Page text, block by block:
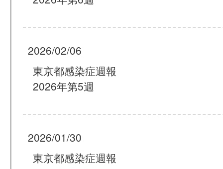
2026/02/06
東京都感染症週報
2026年第5週
2026/01/30
東京都感染症週報